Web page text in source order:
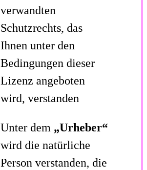
verwandten
Schutzrechts, das
Ihnen unter den
Bedingungen dieser
Lizenz angeboten
wird, verstanden
Unter dem „Urheber“
wird die natürliche
Person verstanden, die